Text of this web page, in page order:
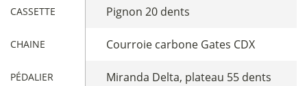
CASSETTE Pignon 20 dents
CHAINE Courroie carbone Gates CDX
PÉDALIER Miranda Delta, plateau 55 dents